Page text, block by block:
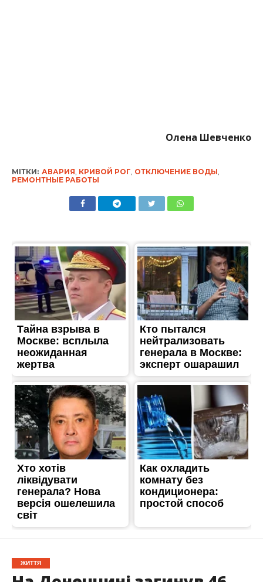
Олена Шевченко
МІТКИ: АВАРИЯ, КРИВОЙ РОГ, ОТКЛЮЧЕНИЕ ВОДЫ,
РЕМОНТНЫЕ РАБОТЫ
ЖИТТЯ